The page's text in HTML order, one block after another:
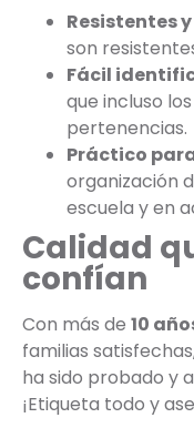
Resistentes
son
Fácil
que incluso
pertenencias.
Práctico
organización
escuela y en
Calidad
confían
Con más de 10
familias
ha sido probado y
¡Etiqueta todo y